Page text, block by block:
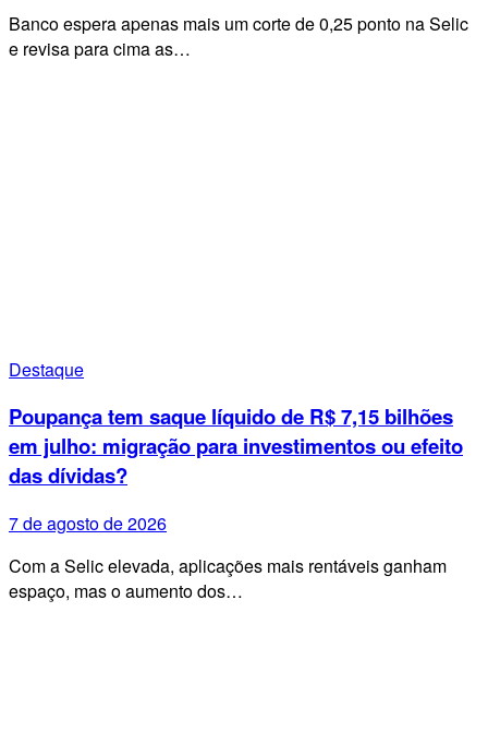
Banco espera apenas mais um corte de 0,25 ponto na Selic
e revisa para cima as…
Destaque
Poupança tem saque líquido de R$ 7,15 bilhões
em julho: migração para investimentos ou efeito
das dívidas?
7 de agosto de 2026
Com a Selic elevada, aplicações mais rentáveis ganham
espaço, mas o aumento dos…